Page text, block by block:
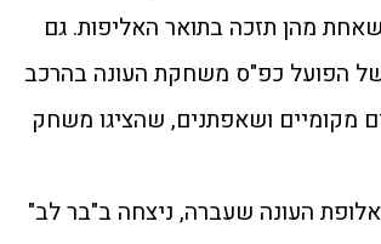
מהן תזכה בתואר האליפות. גם
הפועל כפ"ס משחקת העונה בהרכב
מקומיים ושאפתנים, שהציגו משחק
העונה שעברה, ניצחה ב"בר לב"